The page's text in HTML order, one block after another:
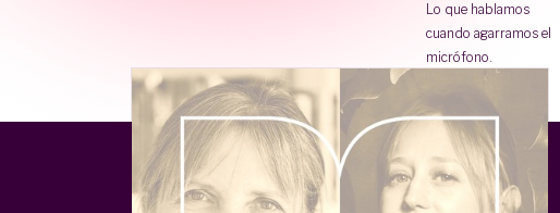
Lo que hablamos
cuando agarramos el
micrófono.